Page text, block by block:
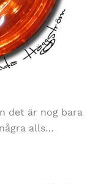
det är nog bara
alls…